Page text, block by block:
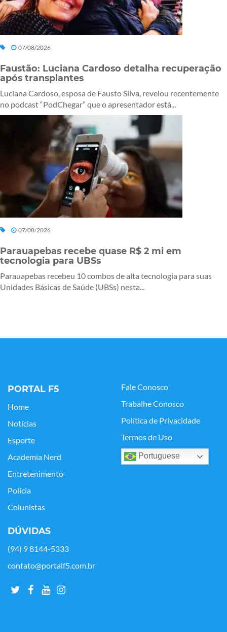
07/08/2026
Faustão: Luciana Cardoso detalha recuperação
após transplantes
Luciana Cardoso, esposa de Fausto Silva, revelou recentemente
no podcast “PodChegar” que o apresentador está...
07/08/2026
Parauapebas recebe quase R$ 2 mi em
tecnologia para UBSs
Parauapebas recebeu 10 combos de alta tecnologia para suas
Unidades Básicas de Saúde (UBSs) nesta...
PORTAL F5
Home
Notícias
Esporte
Academia Nerd
Entretenimento
Polícia
Colunistas
Fale Conosco
Trabalhe Conosco
Política de Privacidade
Termos de Uso
Portuguese
DÚVIDAS
(94) 9 8144-5333
contato@portalf5.com.br